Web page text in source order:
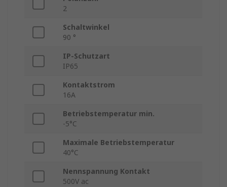
2
Schaltwinkel
90 °
IP-Schutzart
IP65
Kontaktstrom
16A
Betriebstemperatur min.
-5°C
Maximale Betriebstemperatur
40°C
Nennspannung Kontakt
500V ac